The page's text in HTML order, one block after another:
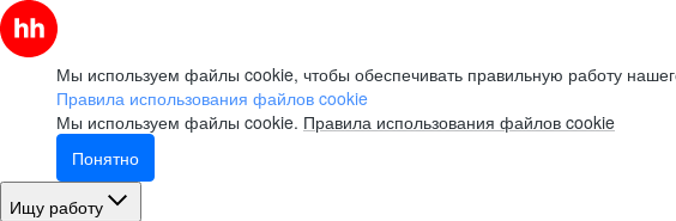
Мы используем файлы cookie, чтобы обеспечивать правильную работу
Правила использования файлов cookie
Мы используем файлы cookie. Правила использования файлов cookie
Понятно
Ищу работу